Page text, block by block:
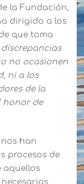
la Fundación,
dirigido a los
que toma
no ocasionen
ni a los
de la
honor de
han
procesos de
aquellos